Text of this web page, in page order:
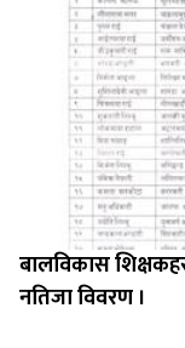
बालविकास
नतिजा विवरण ।